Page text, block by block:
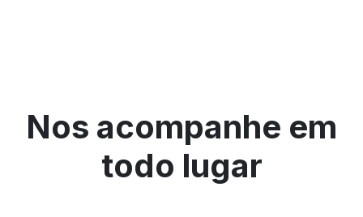
Nos acompanhe em
todo lugar